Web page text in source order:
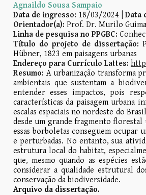
Agnaildo Sousa Sampaio
Data de ingresso: 18/03/2024 Data
Orientador(a): Prof. Dr. Murilo
Linha de pesquisa no PPGBC:
Título do projeto de dissertação:
Hübner, 1823 em paisagens urbanas
Endereço para Currículo Lattes:
Resumo: A urbanização transforma
ambientais que sustentam a
entender esses impactos, pois
características da paisagem urbana
escalas espaciais no nordeste do
desde um grande fragmento florestal
essas borboletas conseguem ocupar
e perturbadas. No entanto, sua
estrutura local do habitat,
que, mesmo quando as espécies
considerar a qualidade estrutural
conservação da biodiversidade.
Arquivo da dissertação.